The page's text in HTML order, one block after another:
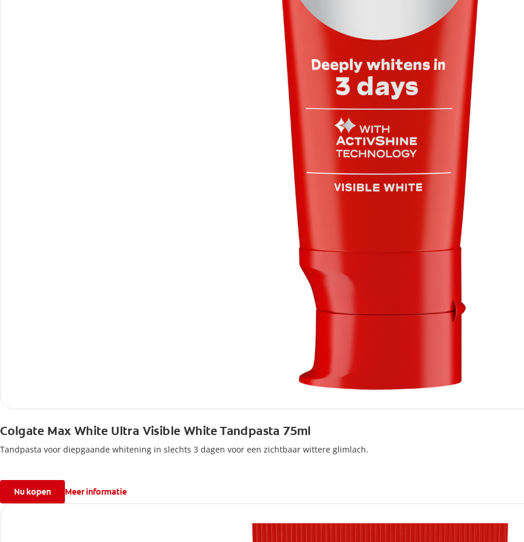
Colgate Max White Ultra Visible White Tandpasta 75ml
Tandpasta voor diepgaande whitening in slechts 3 dagen voor een zichtbaar wittere glimlach.
Nu kopen Meer informatie